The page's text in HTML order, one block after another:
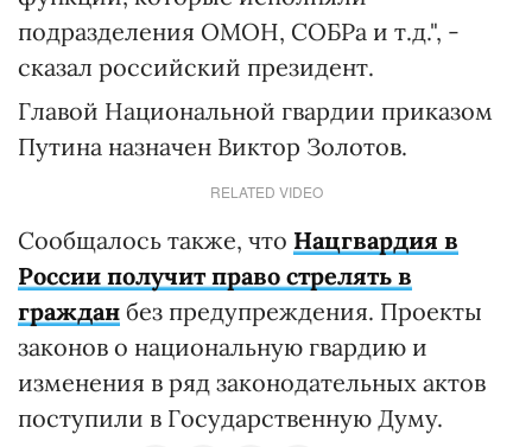
подразделения ОМОН, СОБРа и т.д.", -
сказал российский президент.
Главой Национальной гвардии приказом
Путина назначен Виктор Золотов.
RELATED VIDEO
Сообщалось также, что Нацгвардия в
России получит право стрелять в
граждан без предупреждения. Проекты
законов о национальную гвардию и
изменения в ряд законодательных актов
поступили в Государственную Думу.